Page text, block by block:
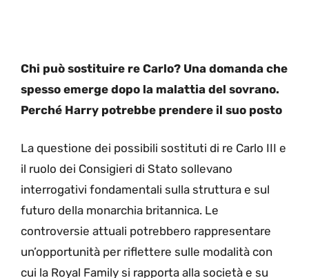
Chi può sostituire re Carlo? Una domanda che
spesso emerge dopo la malattia del sovrano.
Perché Harry potrebbe prendere il suo posto
La questione dei possibili sostituti di re Carlo III e
il ruolo dei Consigieri di Stato sollevano
interrogativi fondamentali sulla struttura e sul
futuro della monarchia britannica. Le
controversie attuali potrebbero rappresentare
un’opportunità per riflettere sulle modalità con
cui la Royal Family si rapporta alla società e su